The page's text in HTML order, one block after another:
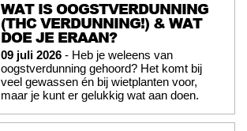
WAT IS OOGSTVERDUNNING
(THC VERDUNNING!) & WAT
DOE JE ERAAN?
09 juli 2026 - Heb je weleens van
oogstverdunning gehoord? Het komt bij
veel gewassen én bij wietplanten voor,
maar je kunt er gelukkig wat aan doen.